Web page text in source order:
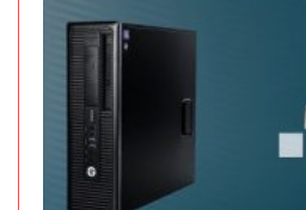
chi phí vận hành, ngày càng
nghiệp lựa chọn giải pháp...